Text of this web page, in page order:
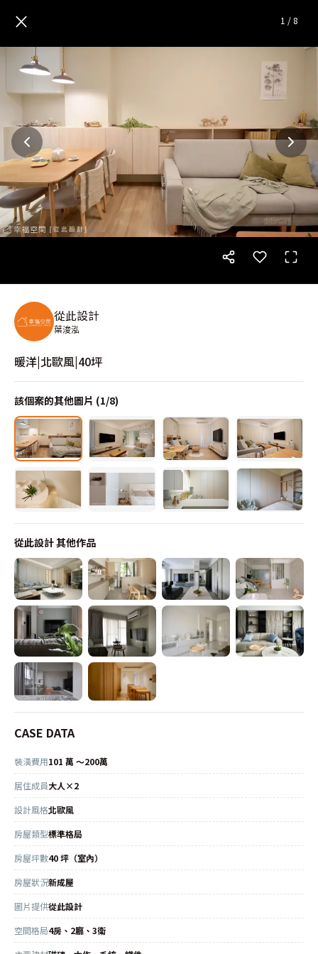
暖洋|北歐風|40坪 — 完整照片
× 1 / 8
從此設計
葉浚泓
暖洋|北歐風|40坪
該個案的其他圖片 (1/8)
從此設計其他作品
CASE DATA
裝潢費用101 萬 ～200萬
居住成員大人×2
設計風格北歐風
房屋類型標準格局
房屋坪數40 坪（室內）
房屋狀況新成屋
圖片提供從此設計
空間格局4房、2廳、3衛